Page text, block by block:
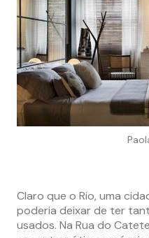
Claro que o Rio, uma
poderia deixar de ter
usados. Na Rua do